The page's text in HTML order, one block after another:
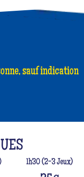
sauf indication
1h30 (2-3 Jeux)